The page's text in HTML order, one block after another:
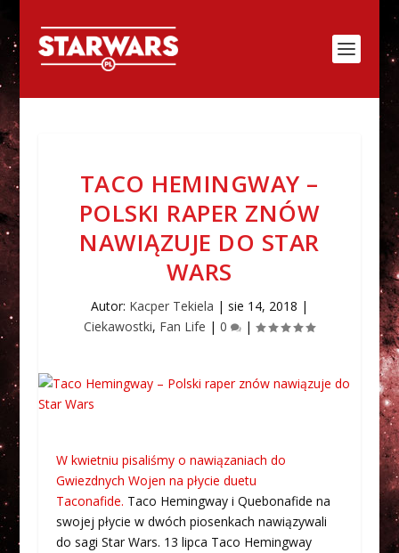
TACO HEMINGWAY –
POLSKI RAPER ZNÓW
NAWIĄZUJE DO STAR
WARS
Autor: Kacper Tekiela | sie 14, 2018 |
Ciekawostki, Fan Life |0 |
W kwietniu pisaliśmy o nawiązaniach do
Gwiezdnych Wojen na płycie duetu
Taconafide. Taco Hemingway i Quebonafide na
swojej płycie w dwóch piosenkach nawiązywali
do sagi Star Wars. 13 lipca Taco Hemingway